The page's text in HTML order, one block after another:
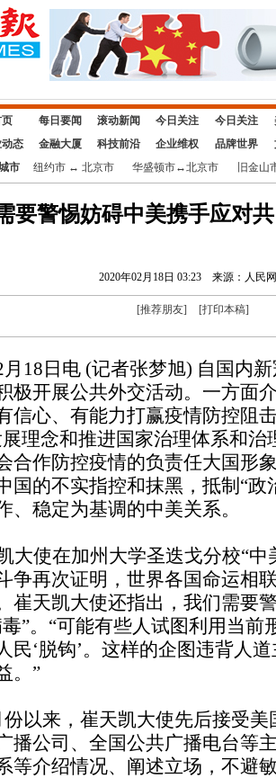
每日要闻 滚动新闻 今日关注 今日关注
态
金融大厦 科技前沿 企业维权 品牌世界
市
纽约市↔ 北京市 华盛顿市↔北京市 旧金山
要警惕妨碍中美携手应对
2020年02月18日 03:23 来源：人民网
[推荐朋友] [打印本稿]
月18日电 (记者张梦旭) 自国内
极开展公共外交活动。一方面
信心、有能力打赢疫情防控阻
理念和推进国家治理体系和
合作防控疫情的负责任大国形
国的不实指控和抹黑，抵制“政
、稳定为基调的中美关系。
大使在加州大学圣迭戈分校“
争再次证明，世界各国命运相
崔天凯大使还指出，我们需要
”。“可能有些人试图利用当前
民‘脱钩’。这样的企图违背人
。”
以来，崔天凯大使先后接受
播公司、全国公共广播电台等
等介绍情况、阐述立场，不避